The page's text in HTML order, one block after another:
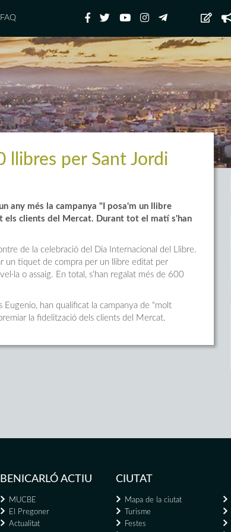
FAQ
llibres per Sant Jordi
any més la campanya "I posa'm un llibre
clients del Mercat. Durant tot el matí s'han
de la celebració del Dia Internacional del Llibre.
un tiquet de compra per un llibre editat per
o assaig. En total, s'han regalat més de 600
han qualificat la campanya de "molt
la fidelització dels clients del Mercat.
BENICARLÓ ACTIU
MUCBE
El Pregoner
Actualitat
CIUTAT
Mapa de la ciutat
Turisme
Festes